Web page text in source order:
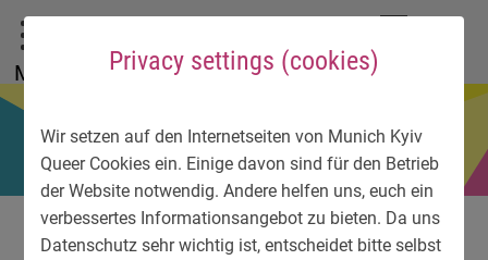
Privacy settings (cookies)
Wir setzen auf den Internetseiten von Munich Kyiv
Queer Cookies ein. Einige davon sind für den Betrieb
der Website notwendig. Andere helfen uns, euch ein
verbessertes Informationsangebot zu bieten. Da uns
Datenschutz sehr wichtig ist, entscheidet bitte selbst
To main menu
To language menu
To search
To content
To service information
Menu